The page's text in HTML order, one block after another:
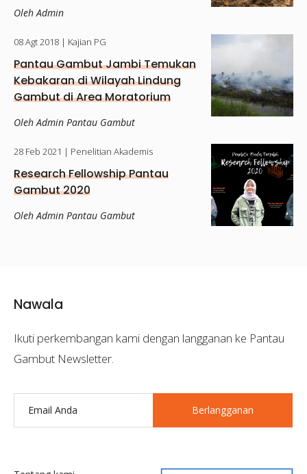
Oleh Admin
08 Agt 2018 | Kajian PG
Pantau Gambut Jambi Temukan
Kebakaran di Wilayah Lindung
Gambut di Area Moratorium
Oleh Admin Pantau Gambut
28 Feb 2021 | Penelitian Akademis
Research Fellowship Pantau
Gambut 2020
Oleh Admin Pantau Gambut
Nawala
Ikuti perkembangan kami dengan langganan ke Pantau
Gambut Newsletter.
Berlangganan